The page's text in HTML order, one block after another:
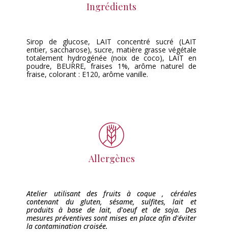
Ingrédients
Sirop de glucose, LAIT concentré sucré (LAIT
entier, saccharose), sucre, matière grasse végétale
totalement hydrogénée (noix de coco), LAIT en
poudre, BEURRE, fraises 1%, arôme naturel de
fraise, colorant : E120, arôme vanille.
Allergènes
Atelier utilisant des fruits à coque , céréales
contenant du gluten, sésame, sulfites, lait et
produits à base de lait, d'oeuf et de soja. Des
mesures préventives sont mises en place afin d'éviter
la contamination croisée.